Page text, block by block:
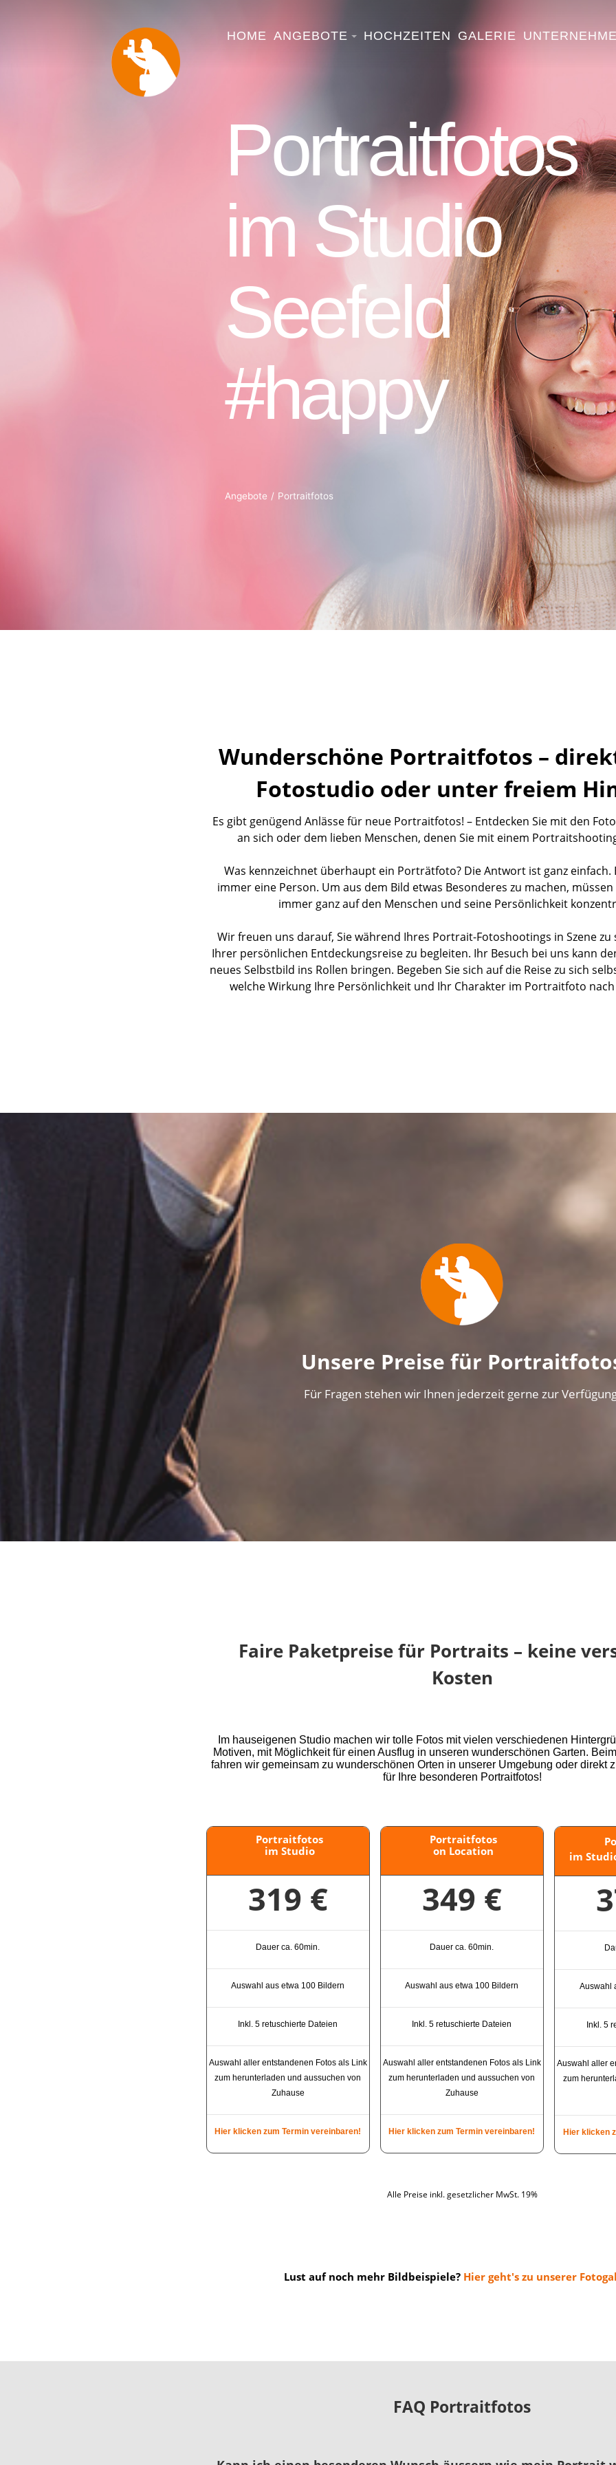
HOME ANGEBOTE HOCHZEITEN GALERIE
Angebote Portraitfotos
Wunderschöne Portraitfotos –
Fotostudio oder unter freiem
Es gibt genügend Anlässe für neue Portraitfotos! – Entdecken Sie mit den
an sich oder dem lieben Menschen, denen Sie mit einem
Was kennzeichnet überhaupt ein Porträtfoto? Die Antwort ist ganz einfach.
immer eine Person. Um aus dem Bild etwas Besonderes zu machen,
immer ganz auf den Menschen und seine Persönlichkeit
Wir freuen uns darauf, Sie während Ihres Portrait-Fotoshootings in Szene zu
Ihrer persönlichen Entdeckungsreise zu begleiten. Ihr Besuch bei uns kann
neues Selbstbild ins Rollen bringen. Begeben Sie sich auf die Reise zu sich
welche Wirkung Ihre Persönlichkeit und Ihr Charakter im Portraitfoto
Unsere Preise für
Für Fragen stehen wir Ihnen jederzeit gerne zur
Faire Paketpreise für Portraits – keine
Kosten
Im hauseigenen Studio machen wir tolle Fotos mit vielen verschiedenen
Motiven, mit Möglichkeit für einen Ausflug in unseren wunderschönen Garten.
fahren wir gemeinsam zu wunderschönen Orten in unserer Umgebung oder direkt
für Ihre besonderen Portraitfotos!
Portraitfotos
im Studio
319 €
Dauer ca. 60min.
Auswahl aus etwa 100 Bildern
Inkl. 5 retuschierte Dateien
Auswahl aller entstandenen Fotos als Link
zum herunterladen und aussuchen von
Zuhause
Hier klicken zum Termin vereinbaren!
im
Auswahl
Inkl. 5
Auswahl aller
zum
Hier klicken
Portraitfotos
on Location
349 €
Dauer ca. 60min.
Auswahl aus etwa 100 Bildern
Inkl. 5 retuschierte Dateien
Auswahl aller entstandenen Fotos als Link
zum herunterladen und aussuchen von
Zuhause
Hier klicken zum Termin vereinbaren!
Alle Preise inkl. gesetzlicher MwSt. 19%
Lust auf noch mehr Bildbeispiele? Hier geht's zu unserer
FAQ Portraitfotos